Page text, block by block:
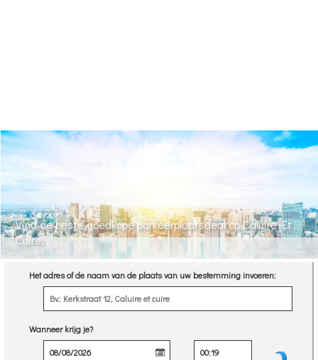
Vind de beste goedkope parkeerplaatsdeal op Caluire Et
Cuire.
Het adres of de naam van de plaats van uw bestemming invoeren:
Wanneer krijg je?